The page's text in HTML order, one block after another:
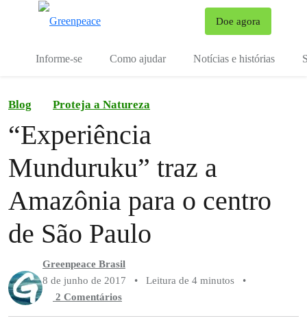
Doe agora
Informe-se Como ajudar Notícias e histórias
Blog Proteja a Natureza
“Experiência
Munduruku” traz a
Amazônia para o centro
de São Paulo
Greenpeace Brasil
8 de junho de 2017
• Leitura de 4 minutos
•
2 Comentários